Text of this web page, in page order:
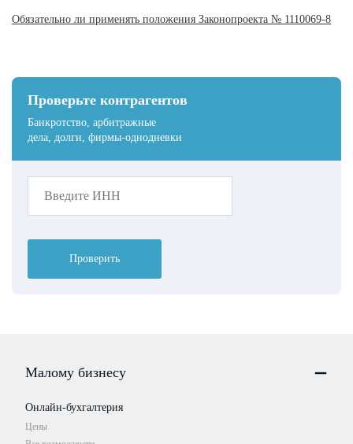
Проверьте контрагентов
Банкротство, арбитражные
дела, долги, фирмы-однодневки
Проверить
Обязательно ли применять положения Законопроекта № 1110069-8
Малому бизнесу
Онлайн-бухгалтерия
Цены